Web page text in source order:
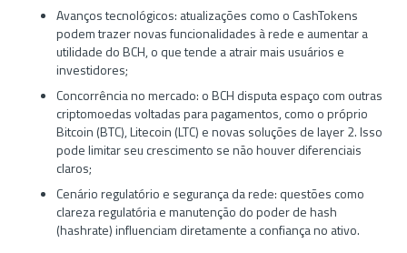
Avanços tecnológicos: atualizações como o CashTokens
podem trazer novas funcionalidades à rede e aumentar a
utilidade do BCH, o que tende a atrair mais usuários e
investidores;
Concorrência no mercado: o BCH disputa espaço com outras
criptomoedas voltadas para pagamentos, como o próprio
Bitcoin (BTC), Litecoin (LTC) e novas soluções de layer 2. Isso
pode limitar seu crescimento se não houver diferenciais
claros;
Cenário regulatório e segurança da rede: questões como
clareza regulatória e manutenção do poder de hash
(hashrate) influenciam diretamente a confiança no ativo.